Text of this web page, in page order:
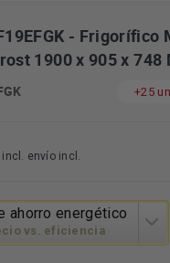
- Frigorífico
1900 x 905 x 748
+25
incl. envío incl.
ahorro energético
vs. eficiencia